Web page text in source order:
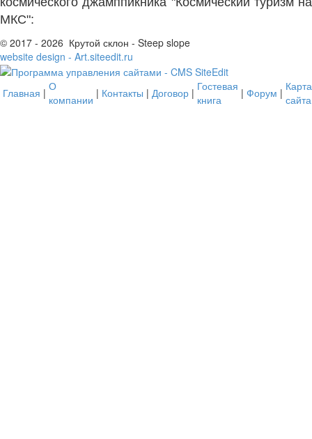
МКС":
© 2017 - 2026 Крутой склон - Steep slope
website design - Art.siteedit.ru
Главная | О
компании | Контакты | Договор | Гостевая
книга
| Форум | Карта
сайта